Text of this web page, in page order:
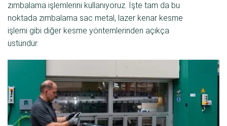
zımbalama işlemlerini kullanıyoruz. İşte tam da bu
noktada zımbalama sac metal, lazer kenar kesme
işlemi gibi diğer kesme yöntemlerinden açıkça
üstündür.